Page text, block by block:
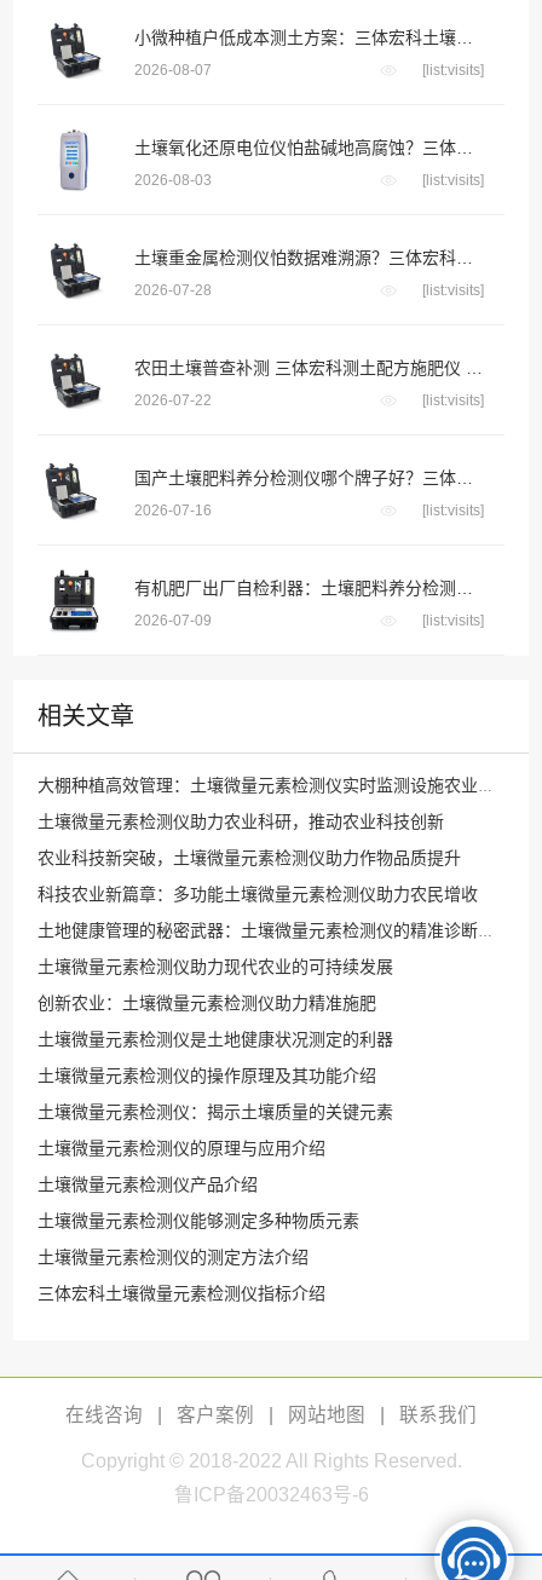
2026-08-07 [list:visits]
2026-08-03 [list:visits]
2026-07-28 [list:visits]
2026-07-22 [list:visits]
2026-07-16 [list:visits]
2026-07-09 [list:visits]
相关文章
大棚种植高效管理：土壤微量元素检测仪实时监测设施农业养分动态平衡
土壤微量元素检测仪助力农业科研，推动农业科技创新
农业科技新突破，土壤微量元素检测仪助力作物品质提升
科技农业新篇章：多功能土壤微量元素检测仪助力农民增收
土地健康管理的秘密武器：土壤微量元素检测仪的精准诊断能力
土壤微量元素检测仪助力现代农业的可持续发展
创新农业：土壤微量元素检测仪助力精准施肥
土壤微量元素检测仪是土地健康状况测定的利器
土壤微量元素检测仪的操作原理及其功能介绍
土壤微量元素检测仪：揭示土壤质量的关键元素
土壤微量元素检测仪的原理与应用介绍
土壤微量元素检测仪产品介绍
土壤微量元素检测仪能够测定多种物质元素
土壤微量元素检测仪的测定方法介绍
三体宏科土壤微量元素检测仪指标介绍
在线咨询 客户案例 网站地图 联系我们
Copyright © 2018-2022 All Rights Reserved.
鲁ICP备20032463号-6